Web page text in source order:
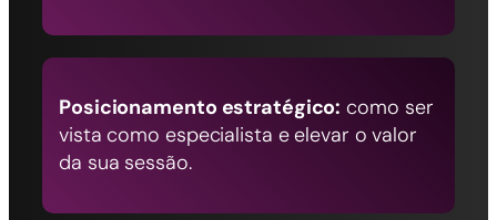
Posicionamento estratégico: como ser
vista como especialista e elevar o valor
da sua sessão.